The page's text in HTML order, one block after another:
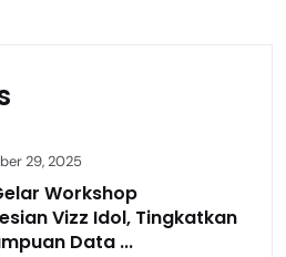
29, 2025
Workshop
Vizz Idol, Tingkatkan
Data ...